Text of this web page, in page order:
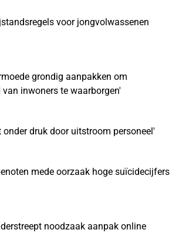
voor jongvolwassenen
grondig aanpakken om
inwoners te waarborgen'
druk door uitstroom personeel'
mede oorzaak hoge suïcidecijfers
noodzaak aanpak online